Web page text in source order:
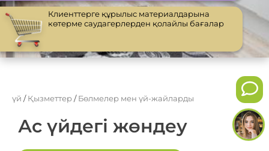
Клиенттерге құрылыс материалдарына
көтерме саудагерлерден қолайлы бағалар
үй /Қызметтер/Бөлмелер мен үй-жайларды
Ас үйдегі жөндеу